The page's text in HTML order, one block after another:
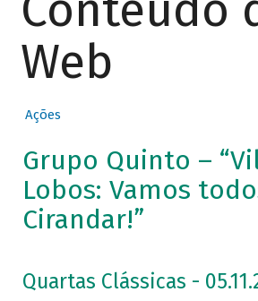
Web
Ações
Grupo Quinto –
Lobos: Vamos
Cirandar!”
Quartas Clássicas -